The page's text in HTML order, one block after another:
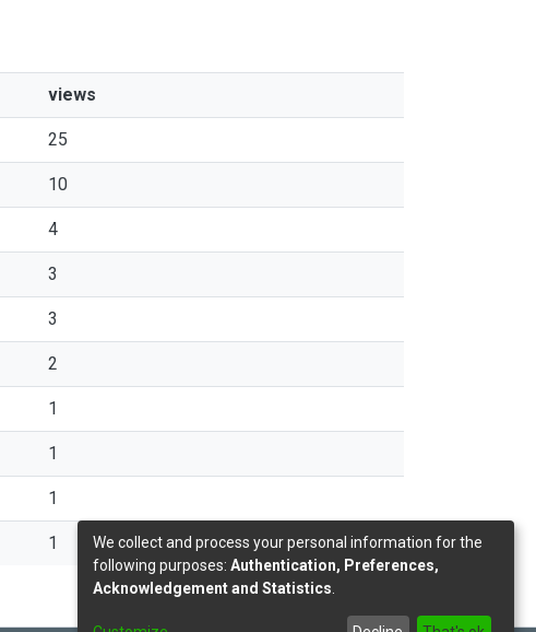
views
25
10
4
3
3
2
1
1
1
1
We collect and process your personal information for the
following purposes: Authentication, Preferences,
Acknowledgement and Statistics